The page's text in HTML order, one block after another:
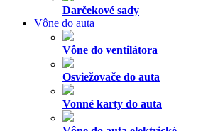
Darčekové sady
Vône do auta
Vône do ventilátora
Osviežovače do auta
Vonné karty do auta